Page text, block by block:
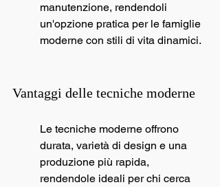
manutenzione, rendendoli
un'opzione pratica per le famiglie
moderne con stili di vita dinamici.
Vantaggi delle tecniche moderne
Le tecniche moderne offrono
durata, varietà di design e una
produzione più rapida,
rendendole ideali per chi cerca